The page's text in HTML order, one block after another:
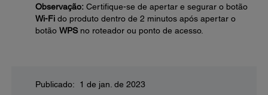
Observação: Certifique-se de apertar e segurar o botão
Wi-Fi do produto dentro de 2 minutos após apertar o
botão WPSno roteador ou ponto de acesso.
Publicado: 1 de jan. de 2023